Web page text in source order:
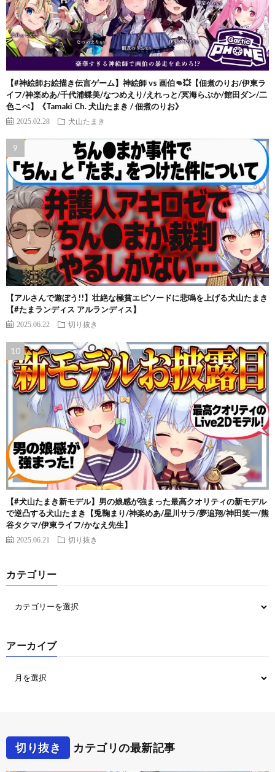
【#神絵師お絵描き伝言ゲーム】神絵師 vs 画伯👊💥【佃煮のりお/伊東ラ
イフ/神楽めあ/千代浦蝶美/なつめえり/えれっと/冥海らぶか/館田ダン/二
色こぺ】《Tamaki Ch. 犬山たまき / 佃煮のりお》
2025.02.28 犬山たまき
【アルさんで遊ぼう!!】壮絶な極貧エピソードに悲鳴を上げる犬山たまき
【#たまランディス アルランディス】
2025.06.22 切り抜き
【#犬山たまき新モデル】男の娘感が強まった最高クオリティの新モデル
で逆凸する犬山たまき【兎鞠まり/神楽めあ/星川サラ/夢追翔/神田笑一/熊
谷タクマ/伊東ライフ/かなえ先生】
2025.06.21 切り抜き
カテゴリー
アーカイブ
切り抜き カテゴリの最新記事